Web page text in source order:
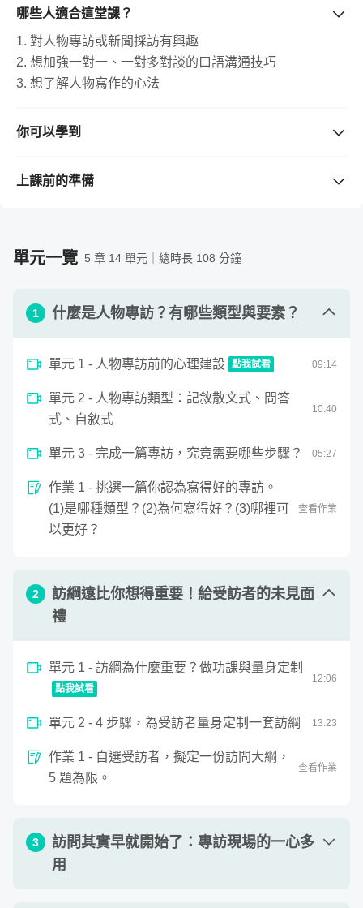
除此之外，根據受訪者的專業背景不同，採訪者也須在日常
生活中大量接觸不同領域知識，成為業餘中的專業，因此還
需要：
這代表了，能夠經營好一篇人物專訪的人，一次擁有以上五
種能力，而這些能力是我們無論在哪個工作領域，都能派上
用場的實戰力。
本課程帶領你從認識人物專訪開始，一步步走完完成一篇專
綱怎麼列、問題怎麼問、文章怎麼寫，都能循序漸進得到建
課程結束後，你會清楚知道如何執行一次精準的人物專訪，
並且能透過持續練習提升速度與品質。無論你是在工作、學
校、社團需要進行人物專訪，或甚至只是希望增強研究摘要
哪些人適合這堂課？
1. 對人物專訪或新聞採訪有興趣
2. 想加強一對一、一對多對談的口語溝通技巧
3. 想了解人物寫作的心法
你可以學到
2. 能擬定具水準的訪綱
上課前的準備
1. 電腦
1. 初學：完全沒有採訪經驗，想知道如何開始。
2. 中階：有些採訪相關經驗，想持續進步。
3. 進階：如果你訪過 50 人以上，是線上的同業，這門課
可能略淺。當然，若你願意來聽聽看，也很歡迎。
單元一覽 5 章 14 單元｜總時長 108 分鐘
1 什麼是人物專訪？有哪些類型與要素？
單元 1 - 人物專訪前的心理建設 點我試看 09:14
人物專訪前的心理建設
seconds單元 2 - 人物專訪類型：記敘散文式、問答
式、自敘式
10:40
單元 3 - 完成一篇專訪，究竟需要哪些步驟？ 05:27
作業 1 - 挑選一篇你認為寫得好的專訪。
(1)是哪種類型？(2)為何寫得好？(3)哪裡可
以更好？
查看作業
2
訪綱遠比你想得重要！給受訪者的未見面
禮
單元 1 - 訪綱為什麼重要？做功課與量身定制
點我試看
12:06
訪綱為什麼重要？做功課與量身定制
seconds
minutes,
單元 2 - 4 步驟，為受訪者量身定制一套訪綱 13:23
作業 1 - 自選受訪者，擬定一份訪問大綱，
5 題為限。
查看作業
3
訪問其實早就開始了：專訪現場的一心多
用